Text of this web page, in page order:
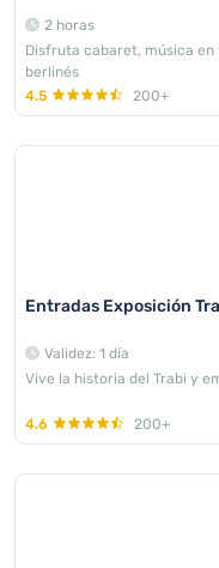
2 horas
Disfruta cabaret, música
berlinés
4.5
200+
Entradas Exposición
Validez: 1 día
Vive la historia del Trabi y
4.6 200+